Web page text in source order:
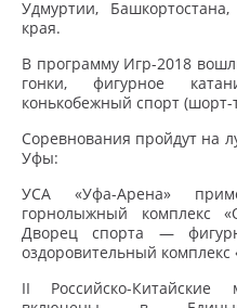
Удмуртии,
края.
В программу Игр-2018
гонки, фигурное
конькобежный спорт (шорт-
Соревнования пройдут на
Уфы:
УСА «Уфа-Арена»
горнолыжный комплекс
Дворец спорта —
оздоровительный
II Российско-